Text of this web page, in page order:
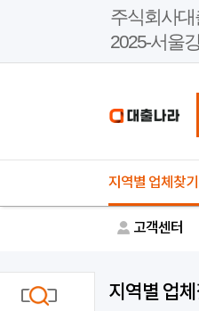
주식회사
2025-서울
지역별 업체찾기
고객센터
지역별 업체